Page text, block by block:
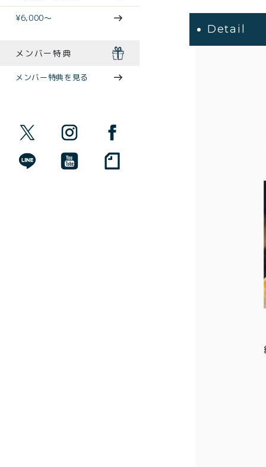
Detail
¥6,000〜
メンバー特典
メンバー特典を見る